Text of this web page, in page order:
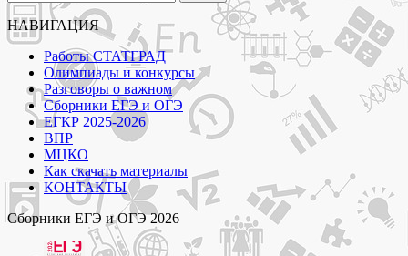
НАВИГАЦИЯ
Работы СТАТГРАД
Олимпиады и конкурсы
Разговоры о важном
Сборники ЕГЭ и ОГЭ
ЕГКР 2025-2026
ВПР
МЦКО
Как скачать материалы
КОНТАКТЫ
Сборники ЕГЭ и ОГЭ 2026